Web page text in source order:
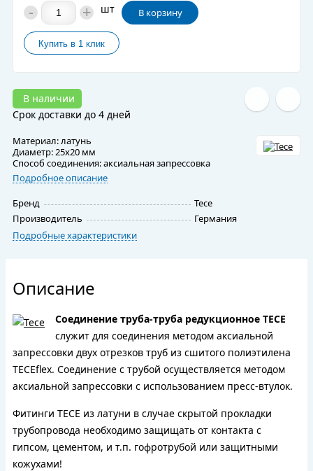
- + шт В корзину
В наличии
Срок доставки до 4 дней
Материал: латунь
Диаметр: 25х20 мм
Способ соединения: аксиальная запрессовка
Подробное описание
Бренд
Tece
Производитель
Германия
Подробные характеристики
Описание
Соединение труба-труба редукционное TECE
служит для соединения методом аксиальной
запрессовки двух отрезков труб из сшитого полиэтилена
TECEflex. Соединение с трубой осуществляется методом
аксиальной запрессовки с использованием пресс-втулок.
Фитинги TECE из латуни в случае скрытой прокладки
трубопровода необходимо защищать от контакта с
гипсом, цементом, и т.п. гофротрубой или защитными
кожухами!